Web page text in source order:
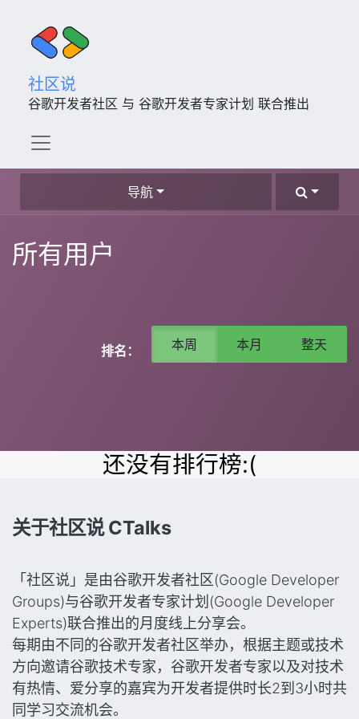
社区说
谷歌开发者社区 与 谷歌开发者专家计划 联合推出
导航
所有用户
排名： 本周 本月 整天
还没有排行榜:(
关于社区说 CTalks
「社区说」是由谷歌开发者社区(Google Developer
Groups)与谷歌开发者专家计划(Google Developer
Experts)联合推出的月度线上分享会。
每期由不同的谷歌开发者社区举办，根据主题或技术
方向邀请谷歌技术专家，谷歌开发者专家以及对技术
有热情、爱分享的嘉宾为开发者提供时长2到3小时共
同学习交流机会。